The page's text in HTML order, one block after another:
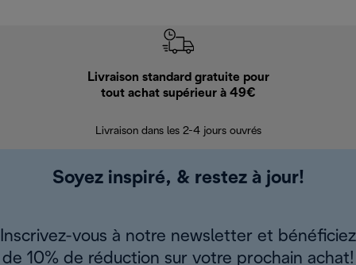
Livraison standard gratuite pour
tout achat supérieur à 49€
Livraison dans les 2-4 jours ouvrés
Soyez inspiré, & restez à jour!
Inscrivez-vous à notre newsletter et bénéficiez
de 10% de réduction sur votre prochain achat!